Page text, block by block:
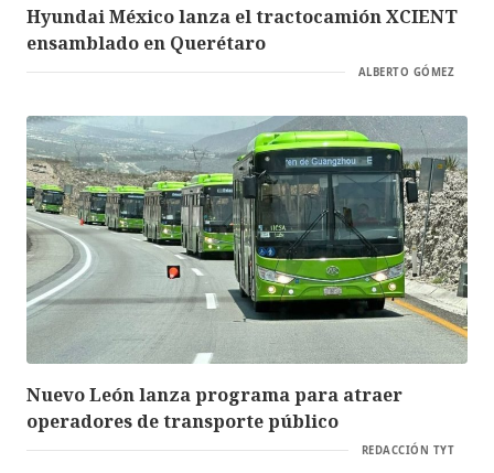
Hyundai México lanza el tractocamión XCIENT
ensamblado en Querétaro
ALBERTO GÓMEZ
Nuevo León lanza programa para atraer
operadores de transporte público
REDACCIÓN TYT